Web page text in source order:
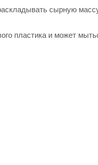
сырную
пластика и может